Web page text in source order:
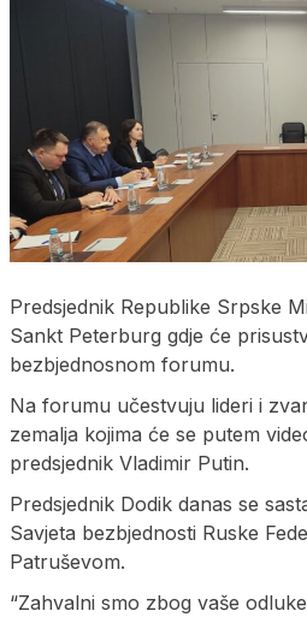
Predsjednik Republike Srpske
Sankt Peterburg gdje će
bezbjednosnom forumu.
Na forumu učestvuju lideri i
zemalja kojima će se putem
predsjednik Vladimir Putin.
Predsjednik Dodik danas se
Savjeta bezbjednosti Ruske
Patruševom.
“Zahvalni smo zbog vaše